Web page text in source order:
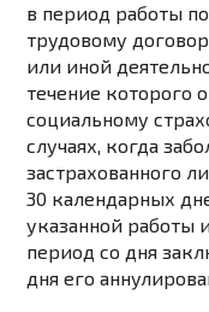
в период работы по
трудовому
или иной
течение которого
социальному
случаях, когда
застрахованного
30 календарных
указанной работы
период со дня
дня его